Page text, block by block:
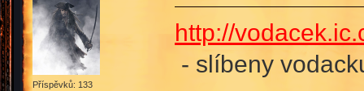
Příspěvků: 133
http://
- slíbeny